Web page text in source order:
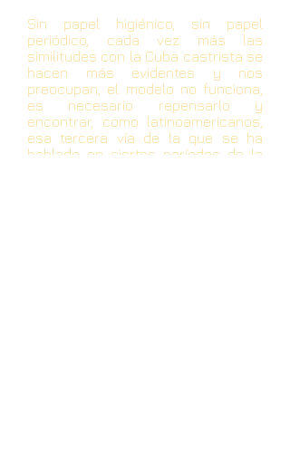
Sin papel higiénico, sin papel
periódico, cada vez más las
similitudes con la Cuba castrista se
hacen más evidentes y nos
preocupan, el modelo no funciona,
es necesario repensarlo y
encontrar, como latinoamericanos,
esa tercera vía de la que se ha
hablado en ciertos períodos de la